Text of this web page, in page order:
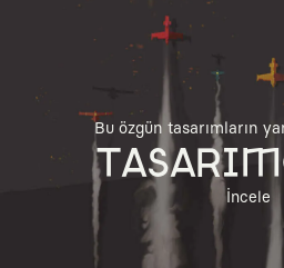
Bu özgün tasarımların
İncele